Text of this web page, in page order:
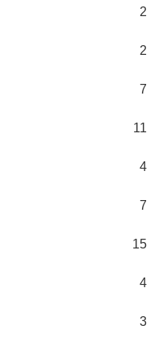
2
2
7
11
4
7
15
4
3